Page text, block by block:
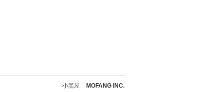
小黑屋 MOFANG INC.